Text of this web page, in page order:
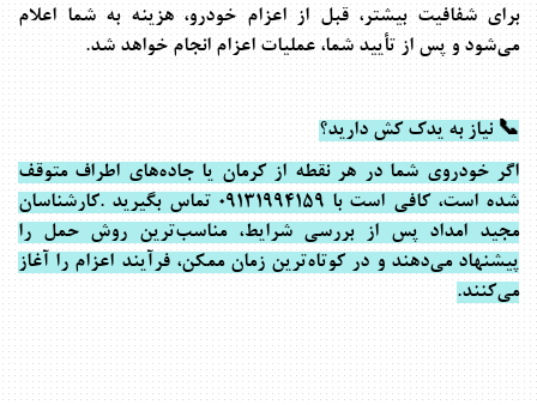
برای شفافیت بیشتر،قبل از اعزام خودرو، هزینه به شما اعلام
می‌شود و پس از تأیید شما، عملیات اعزام انجام خواهد شد.
📞 نیاز به یدک کش دارید؟
اگر خودروی شما در هر نقطه از کرمان یا جاده‌های اطراف متوقف
شده است، کافی است با 09131994159 تماس بگیرید .کارشناسان
مجید امداد پس از بررسی شرایط، مناسب‌ترین روش حمل را
پیشنهاد می‌دهند و در کوتاه‌ترین زمان ممکن، فرآیند اعزام را آغاز
می‌کنند.